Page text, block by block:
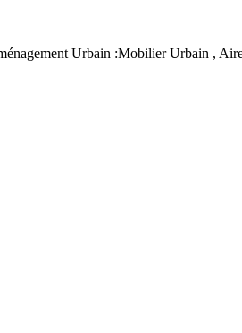
Urbain :Mobilier Urbain ,